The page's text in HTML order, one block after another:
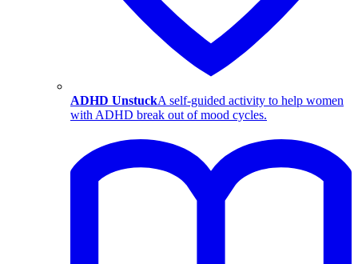
ADHD UnstuckA self-guided activity to help women
with ADHD break out of mood cycles.